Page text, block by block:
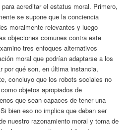
acreditar el estatus moral. Primero,
se supone que la conciencia
moralmente relevantes y luego
objeciones comunes contra este
tres enfoques alternativos
moral que podrían adaptarse a los
por qué son, en última instancia,
concluyo que los robots sociales no
objetos apropiados de
que sean capaces de tener una
bien eso no implica que deban ser
nuestro razonamiento moral y toma de